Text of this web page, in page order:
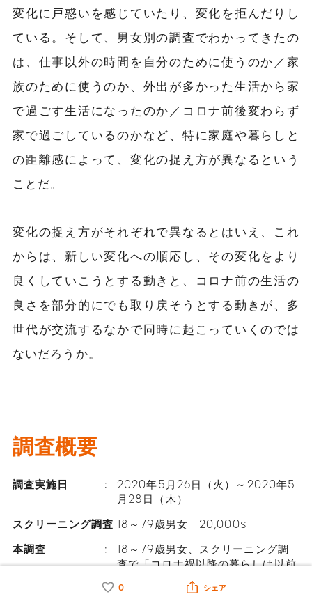
変化に戸惑いを感じていたり、変化を拒んだりし
ている。そして、男女別の調査でわかってきたの
は、仕事以外の時間を自分のために使うのか／家
族のために使うのか、外出が多かった生活から家
で過ごす生活になったのか／コロナ前後変わらず
家で過ごしているのかなど、特に家庭や暮らしと
の距離感によって、変化の捉え方が異なるという
ことだ。
変化の捉え方がそれぞれで異なるとはいえ、これ
からは、新しい変化への順応し、その変化をより
良くしていこうとする動きと、コロナ前の生活の
良さを部分的にでも取り戻そうとする動きが、多
世代が交流するなかで同時に起こっていくのでは
ないだろうか。
調査概要
調査実施日
2020年5月26日（火）～2020年5
月28日（木）
スクリーニング調査 18～79歳男女 20,000s
本調査
18～79歳男女、スクリーニング調
査で「コロナ禍以降の暮らしは以前
と比べて変化する」と思うと回答し
た方から抽出 927s
0 シェア